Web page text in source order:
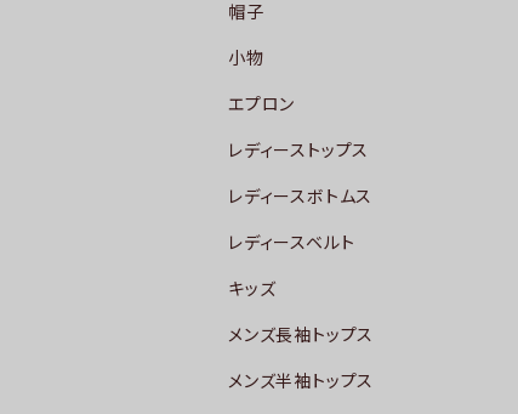
帽子
小物
エプロン
レディーストップス
レディースボトムス
レディースベルト
キッズ
メンズ長袖トップス
メンズ半袖トップス